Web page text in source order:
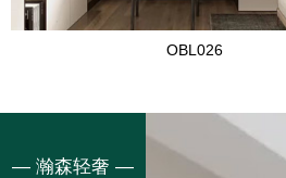
OBL026
— 瀚森轻奢 —